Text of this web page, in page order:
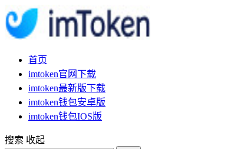
首页
imtoken官网下载
imtoken最新版下载
imtoken钱包安卓版
imtoken钱包IOS版
搜索 收起